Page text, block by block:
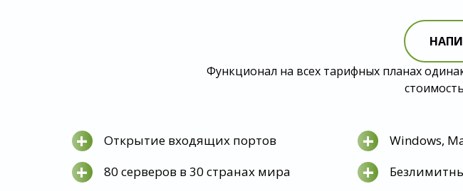
Функционал на всех тарифных планах
+ Открытие входящих портов + Windows,
+ 80 серверов в 30 странах мира +